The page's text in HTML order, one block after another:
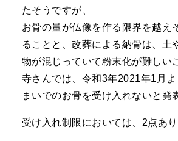
たそうですが、
お骨の量が仏像を作る限界を越え
ることと、改葬による納骨は、土
物が混じっていて粉末化が難しい
寺さんでは、令和3年2021年1月
まいでのお骨を受け入れないと発
受け入れ制限においては、2点あり